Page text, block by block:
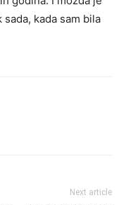
kada sam bila
Next article